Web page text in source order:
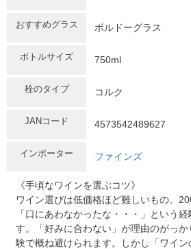
おすすめグラス ボルドーグラス
ボトルサイズ 750ml
栓のタイプ コルク
JANコード 4573542489627
インポーター ファインズ
《手頃なワインを選ぶコツ》
ワイン選びは低価格ほど難しいもの。
「口にあわなかったな・・・」という
す。「好みに合わない」が理由のがっ
験で概ね避けられます。しかし「ワイン